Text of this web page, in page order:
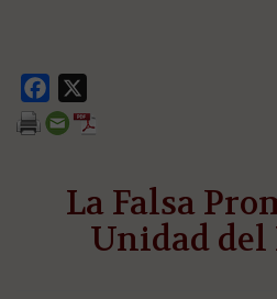
Facebook
La Falsa
Unidad del